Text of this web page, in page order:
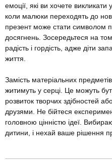
емоції, які ви хочете
коли малюки переходять до
презент може стати символом
досягнень. Зосередьтеся на
радість і гордість, адже діти
життя.
Замість матеріальних
житимуть у серці. Це можуть
розвиток творчих здібностей
друзями. Не бійтеся
головною цінністю ідеї.
дитини, і нехай ваше рішення